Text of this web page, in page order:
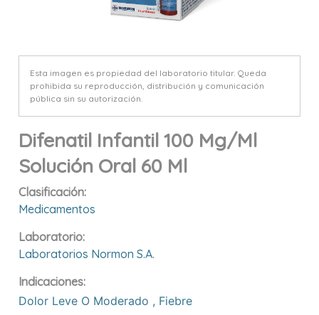
Esta imagen es propiedad del laboratorio titular. Queda
prohibida su reproducción, distribución y comunicación
pública sin su autorización.
Difenatil Infantil 100 Mg/ml
Solución Oral 60 Ml
Clasificación:
Medicamentos
Laboratorio:
Laboratorios Normon S.a.
Indicaciones:
Dolor Leve O Moderado , Fiebre